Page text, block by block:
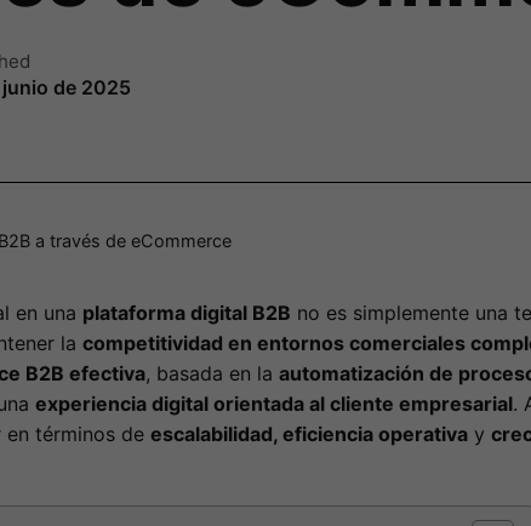
de 2025
a través de eCommerce
en una plataforma digital B2B no es simplemente una
la competitividad en entornos comerciales
B2B efectiva, basada en la automatización de
experiencia digital orientada al cliente empresarial.
en términos de escalabilidad, eficiencia operativay